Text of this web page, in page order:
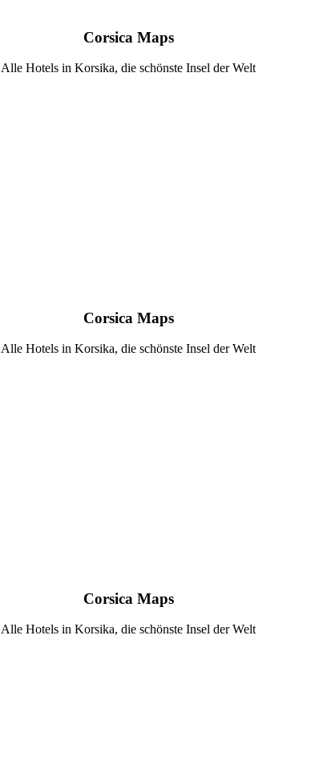
Corsica Maps
Alle Hotels in Korsika, die schönste Insel der Welt
Corsica Maps
Alle Hotels in Korsika, die schönste Insel der Welt
Corsica Maps
Alle Hotels in Korsika, die schönste Insel der Welt